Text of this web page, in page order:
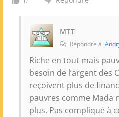
MTT
Répondre à
Riche en tout mais
besoin de l’argent des
reçoivent plus de
pauvres comme Mada
plus. Pas compliqué à